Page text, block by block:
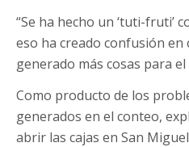
“Se ha hecho un ‘tuti-fruti’
eso ha creado confusión en
generado más cosas para el
Como producto de los
generados en el conteo,
abrir las cajas en San